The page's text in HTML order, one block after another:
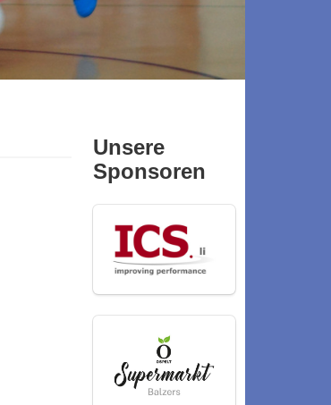
Unsere
Sponsoren